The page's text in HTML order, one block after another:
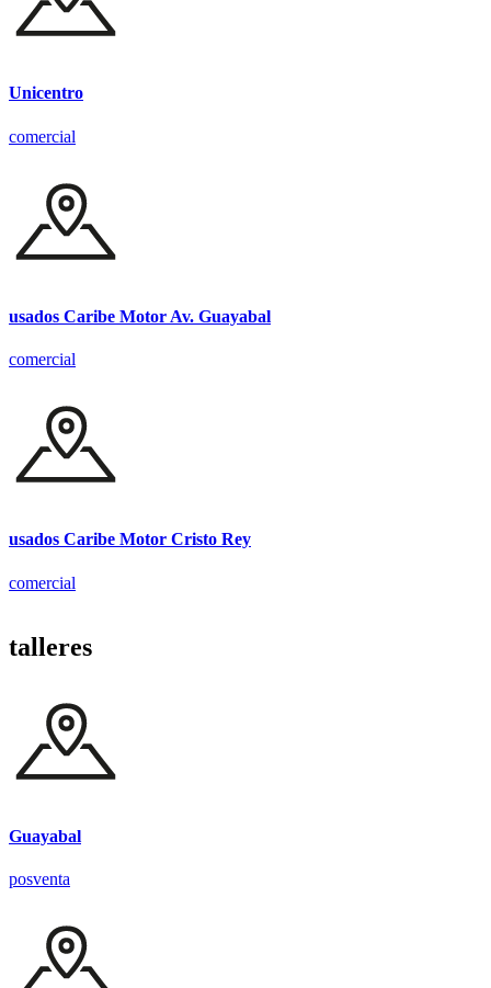
Unicentro
comercial
usados Caribe Motor Av. Guayabal
comercial
usados Caribe Motor Cristo Rey
comercial
talleres
Guayabal
posventa